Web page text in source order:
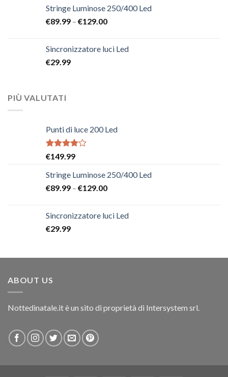
of 5
Stringe Luminose 250/400 Led
€89.99 – €129.00
Sincronizzatore luci Led
€29.99
PIÙ VALUTATI
Punti di luce 200 Led
Rated
of 5
€149.99
Stringe Luminose 250/400 Led
€89.99 – €129.00
Sincronizzatore luci Led
€29.99
ABOUT US
Nottedinatale.it è un sito di proprietà di Intersystem srl.